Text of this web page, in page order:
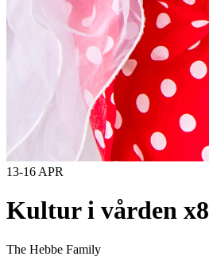
13-16 APR
Kultur i vården x8
The Hebbe Family